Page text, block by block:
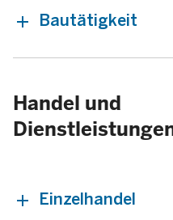
Bautätigkeit
Handel und
Einzelhandel